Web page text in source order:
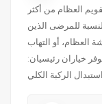
العظام من أكثر
للمرضى الذين
العظام، أو التهاب
خياران رئيسيان:
استبدال الركبة الكلي (TKA) و استبدال جزئي للركبة (المملكة المتحدة،